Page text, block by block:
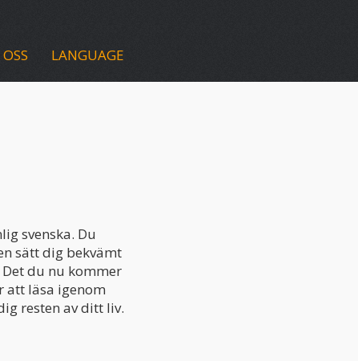
LANGUAGE
svenska. Du
sätt dig bekvämt
du nu kommer
att läsa igenom
resten av ditt liv.